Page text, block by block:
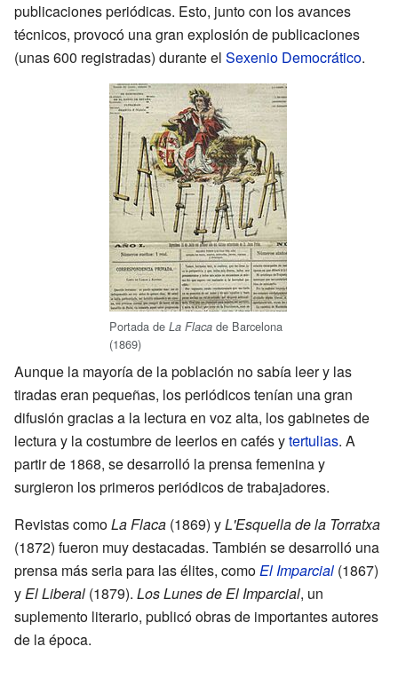
publicaciones periódicas. Esto, junto con los avances
técnicos, provocó una gran explosión de publicaciones
(unas 600 registradas) durante el Sexenio Democrático.
Portada de La Flaca de Barcelona
(1869)
Aunque la mayoría de la población no sabía leer y las
tiradas eran pequeñas, los periódicos tenían una gran
difusión gracias a la lectura en voz alta, los gabinetes de
lectura y la costumbre de leerlos en cafés ytertulias. A
partir de 1868, se desarrolló la prensa femenina y
surgieron los primeros periódicos de trabajadores.
Revistas comoLa Flaca (1869) yL'Esquella de la Torratxa
(1872) fueron muy destacadas. También se desarrolló una
prensa más seria para las élites, comoEl Imparcial (1867)
yEl Liberal (1879). Los Lunes de El Imparcial, un
suplemento literario, publicó obras de importantes autores
de la época.